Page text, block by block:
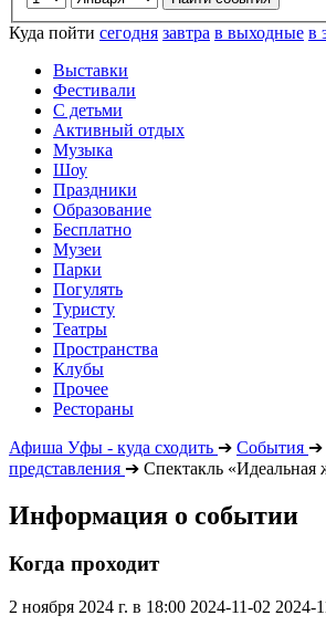
Куда пойти сегодня завтра в выходные в
Выставки
Фестивали
С детьми
Активный отдых
Музыка
Шоу
Праздники
Образование
Бесплатно
Музеи
Парки
Погулять
Туристу
Театры
Пространства
Клубы
Прочее
Рестораны
Афиша Уфы - куда сходить ➔ События ➔
представления ➔ Спектакль «Идеальная
Информация о событии
Когда проходит
2 ноября 2024 г. в 18:00 2024-11-02 2024-